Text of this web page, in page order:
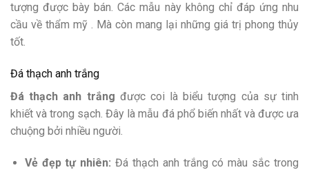
tượng được bày bán. Các mẫu này không chỉ đáp ứng nhu
cầu về thẩm mỹ . Mà còn mang lại những giá trị phong thủy
tốt.
Đá thạch anh trắng
Đá thạch anh trắng được coi là biểu tượng của sự tinh
khiết và trong sạch. Đây là mẫu đá phổ biến nhất và được ưa
chuộng bởi nhiều người.
Vẻ đẹp tự nhiên: Đá thạch anh trắng có màu sắc trong